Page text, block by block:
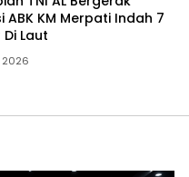
ABK KM Merpati Indah 7
Laut